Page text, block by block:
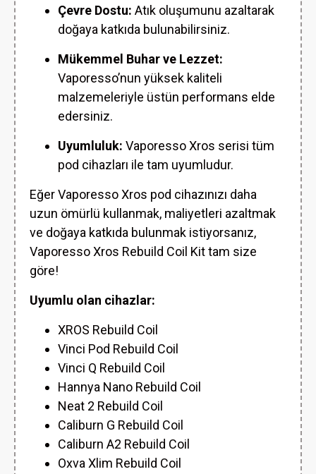
Çevre Dostu: Atık oluşumunu azaltarak
doğaya katkıda bulunabilirsiniz.
Mükemmel Buhar ve Lezzet:
Vaporesso’nun yüksek kaliteli
malzemeleriyle üstün performans elde
edersiniz.
Uyumluluk: Vaporesso Xros serisi tüm
pod cihazları ile tam uyumludur.
Eğer Vaporesso Xros pod cihazınızı daha
uzun ömürlü kullanmak, maliyetleri azaltmak
ve doğaya katkıda bulunmak istiyorsanız,
Vaporesso Xros Rebuild Coil Kit tam size
göre!
Uyumlu olan cihazlar:
XROS Rebuild Coil
Vinci Pod Rebuild Coil
Vinci Q Rebuild Coil
Hannya Nano Rebuild Coil
Neat 2 Rebuild Coil
Caliburn G Rebuild Coil
Caliburn A2 Rebuild Coil
Oxva Xlim Rebuild Coil